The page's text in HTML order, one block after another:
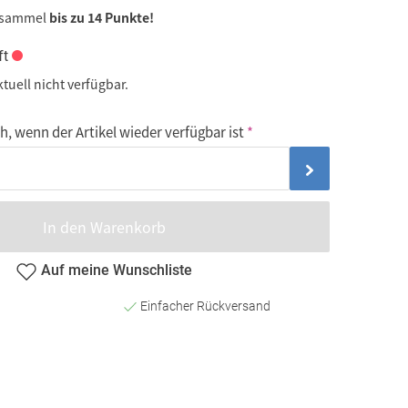
bis zu 14 Punkte!
nicht verfügbar.
wenn der Artikel wieder verfügbar ist
In den Warenkorb
Auf meine Wunschliste
Einfacher Rückversand